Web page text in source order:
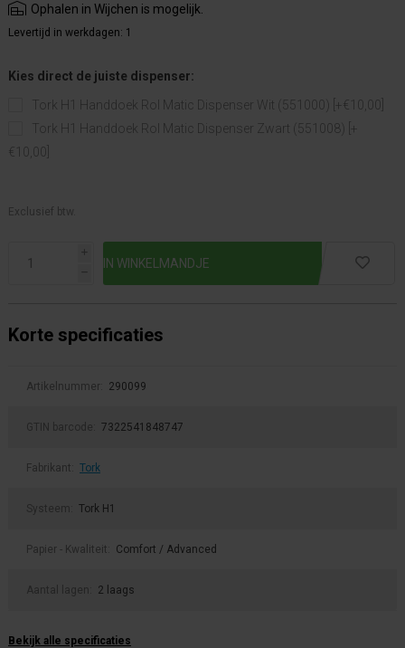
Ophalen in Wijchen is mogelijk.
Levertijd in werkdagen: 1
Kies direct de juiste dispenser:
Tork H1 Handdoek Rol Matic Dispenser Wit (551000) [+€10,00]
Tork H1 Handdoek Rol Matic Dispenser Zwart (551008) [+
€10,00]
Exclusief btw.
i
h
Korte specificaties
Artikelnummer: 290099
GTIN barcode: 7322541848747
Fabrikant: Tork
Systeem: Tork H1
Papier - Kwaliteit: Comfort / Advanced
Aantal lagen: 2 laags
Bekijk alle specificaties